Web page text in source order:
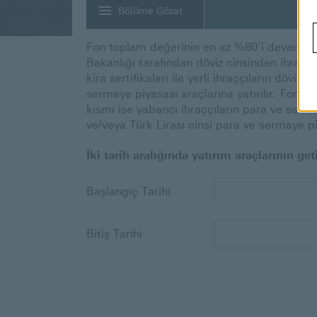
Bölüme Gözat
Fon toplam değerinin en az %80’i devamlı
Bakanlığı tarafından döviz cinsinden ihraç
kira sertifikaları ile yerli ihraççıların döviz
sermaye piyasası araçlarına yatırılır. Fon
kısmı ise yabancı ihraççıların para ve
ve/veya Türk Lirası cinsi para ve sermaye
İki tarih aralığında yatırım araçlarının
Başlangıç Tarihi
Bitiş Tarihi